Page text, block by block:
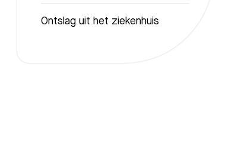
Ontslag uit het ziekenhuis